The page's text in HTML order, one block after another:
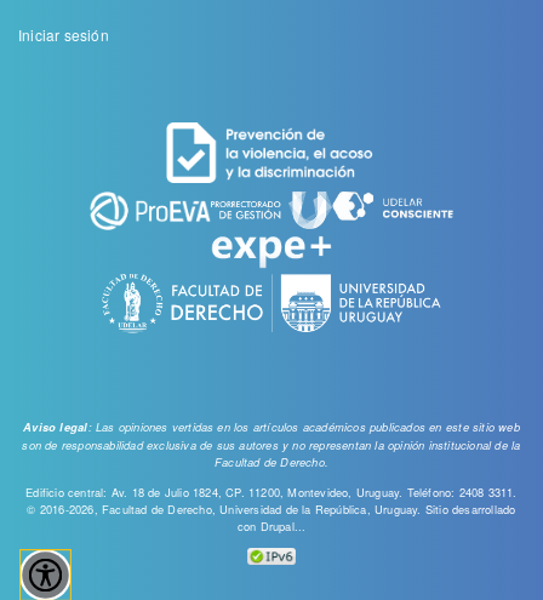
Menu
Iniciar sesión
Aviso legal: Las opiniones vertidas en los artículos académicos publicados en este sitio web
son de responsabilidad exclusiva de sus autores y no representan la opinión institucional de la
Facultad de Derecho.
Edificio central: Av. 18 de Julio 1824, CP. 11200, Montevideo, Uruguay. Teléfono: 2408 3311.
© 2016-2026, Facultad de Derecho, Universidad de la República, Uruguay. Sitio desarrollado
con Drupal...